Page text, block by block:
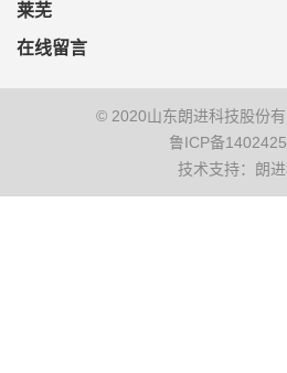
莱芜
在线留言
© 2020山东朗进科技股份
鲁ICP备
技术支持：朗